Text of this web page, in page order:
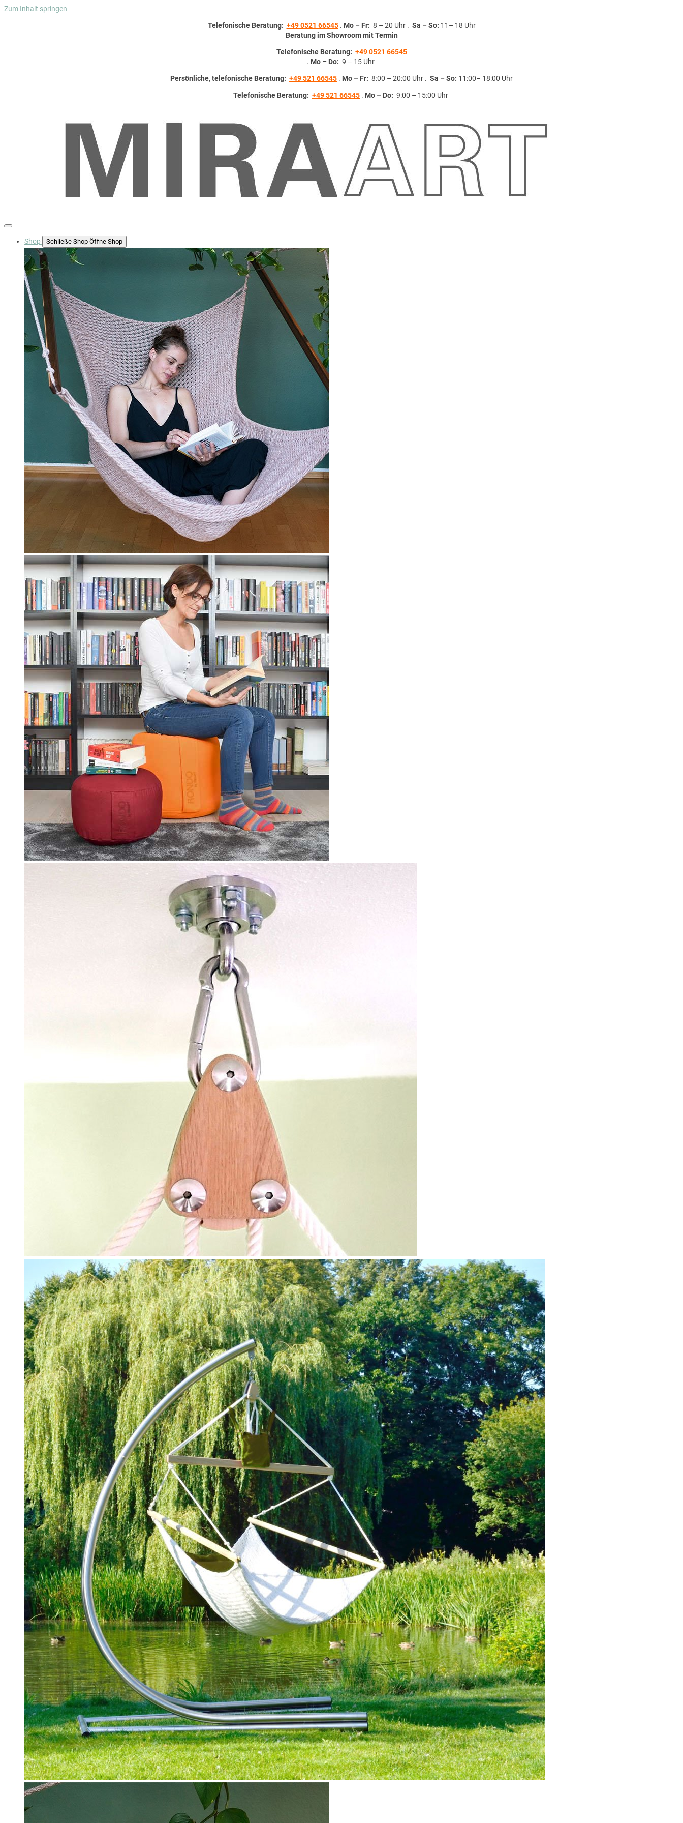
Zum Inhalt springen
Telefonische Beratung: +49 0521 66545. Mo – Fr: 8 – 20 Uhr . Sa – So: 11– 18 Uhr
Beratung im Showroom mit Termin
Telefonische Beratung: +49 0521 66545
. Mo – Do: 9 – 15 Uhr
Persönliche, telefonische Beratung: +49 521 66545 . Mo – Fr: 8:00 – 20:00 Uhr . Sa – So: 11:00– 18:00 Uhr
Telefonische Beratung: +49 521 66545 . Mo – Do: 9:00 – 15:00 Uhr
Shop Schließe Shop Öffne Shop